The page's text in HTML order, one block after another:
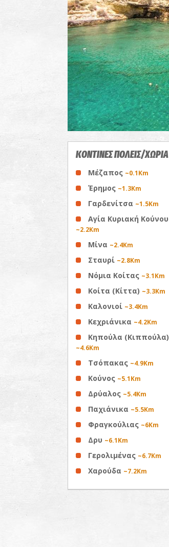
ΚΟΝΤΙΝΕΣ ΠΟΛΕΙΣ/ΧΩΡΙΑ
Μέζαπος ~0.1Km
Έρημος ~1.3Km
Γαρδενίτσα ~1.5Km
Αγία Κυριακή Κούνου
~2.2Km
Μίνα ~2.4Km
Σταυρί ~2.8Km
Νόμια Κοίτας ~3.1Km
Κοίτα (Κίττα) ~3.3Km
Καλονιοί ~3.4Km
Κεχριάνικα ~4.2Km
Κηπούλα (Κιππούλα)
~4.6Km
Τσόπακας ~4.9Km
Κούνος ~5.1Km
Δρύαλος ~5.4Km
Παχιάνικα ~5.5Km
Φραγκούλιας ~6Km
Δρυ ~6.1Km
Γερολιμένας ~6.7Km
Χαρούδα ~7.2Km